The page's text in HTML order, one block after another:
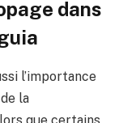
dans
l’importance
la